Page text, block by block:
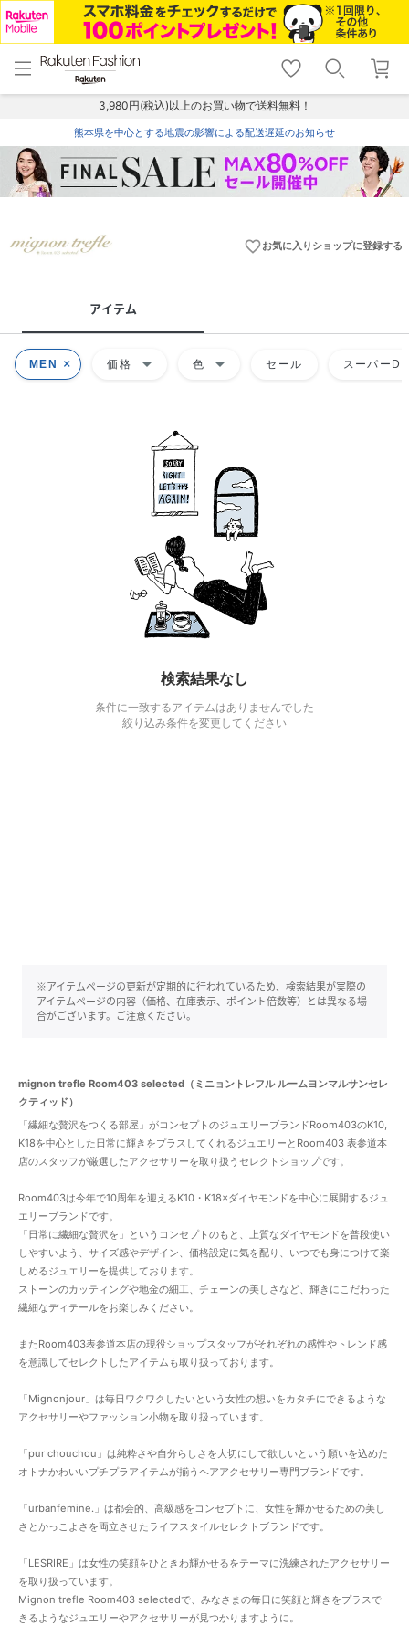
menu home
トップ
shopping_cart lock_outline
ログイン
3,980円(税込)以上のお買い物で送料無料！
熊本県を中心とする地震の影響による配送遅延のお知らせ
favorite_borderお気に入りショップに登録する
アイテム
MEN 価格 arrow_drop_down 色 arrow_drop_down セール スーパー
検索結果なし
条件に一致するアイテムはありませんでした
絞り込み条件を変更してください
※アイテムページの更新が定期的に行われているため、検索結果が実際の
アイテムページの内容（価格、在庫表示、ポイント倍数等）とは異なる場
合がございます。ご注意ください。
mignon trefle Room403 selected（ミニョントレフル ルームヨンマルサンセレ
クティッド）
「繊細な贅沢をつくる部屋」がコンセプトのジュエリーブランドRoom403のK10,
K18を中心とした日常に輝きをプラスしてくれるジュエリーとRoom403 表参道本
店のスタッフが厳選したアクセサリーを取り扱うセレクトショップです。
Room403は今年で10周年を迎えるK10・K18×ダイヤモンドを中心に展開するジュ
エリーブランドです。
「日常に繊細な贅沢を」というコンセプトのもと、上質なダイヤモンドを普段使い
しやすいよう、サイズ感やデザイン、価格設定に気を配り、いつでも身につけて楽
しめるジュエリーを提供しております。
ストーンのカッティングや地金の細工、チェーンの美しさなど、輝きにこだわった
繊細なディテールをお楽しみください。
またRoom403表参道本店の現役ショップスタッフがそれぞれの感性やトレンド感
を意識してセレクトしたアイテムも取り扱っております。
「Mignonjour」は毎日ワクワクしたいという女性の想いをカタチにできるような
アクセサリーやファッション小物を取り扱っています。
「pur chouchou」は純粋さや自分らしさを大切にして欲しいという願いを込めた
オトナかわいいプチプラアイテムが揃うヘアアクセサリー専門ブランドです。
「urbanfemine.」は都会的、高級感をコンセプトに、女性を輝かせるための美し
さとかっこよさを両立させたライフスタイルセレクトブランドです。
「LESRIRE」は女性の笑顔をひときわ輝かせるをテーマに洗練されたアクセサリー
を取り扱っています。
Mignon trefle Room403 selectedで、みなさまの毎日に笑顔と輝きをプラスで
きるようなジュエリーやアクセサリーが見つかりますように。